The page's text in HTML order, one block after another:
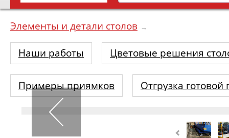
Элементы и детали столов →
Наши работы Цветовые решения
Примеры приямков Отгрузка